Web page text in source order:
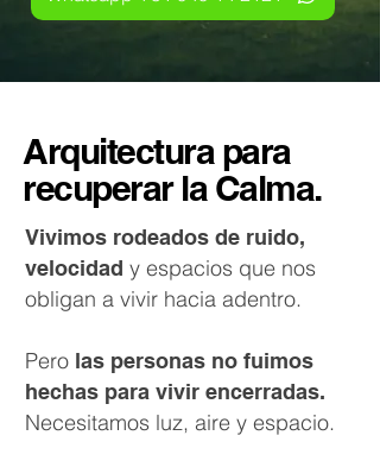
Arquitectura para
recuperar la Calma.
Vivimos rodeados de ruido,
velocidad y espacios que nos
obligan a vivir hacia adentro.
Pero las personas no fuimos
hechas para vivir encerradas.
Necesitamos luz, aire y espacio.